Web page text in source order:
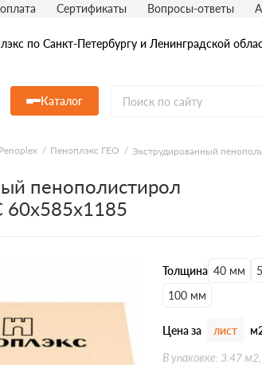
по Санкт-Петербургу и Ленинградской
Каталог
Сертификаты Вопросы-ответы
Пеноплэкс ГЕО Экструдированный
пенополистирол
60х585х1185
Толщина 40 мм
100 мм
Цена за лист
В упаковке: 3.47